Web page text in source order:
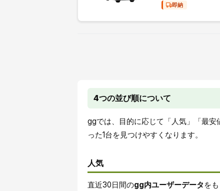
即納
4つの並び順について
ggでは、目的に応じて「人気」「最
った1台を見つけやすくなります。
人気
直近30日間のgg内ユーザーデータ をも